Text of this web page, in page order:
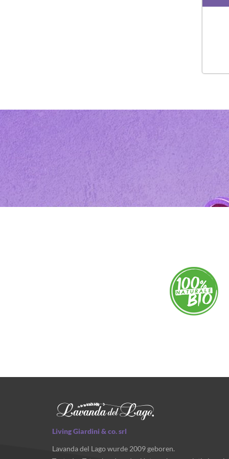
Living Giardini & co. srl
Lavanda del Lago wurde 2009 geboren.